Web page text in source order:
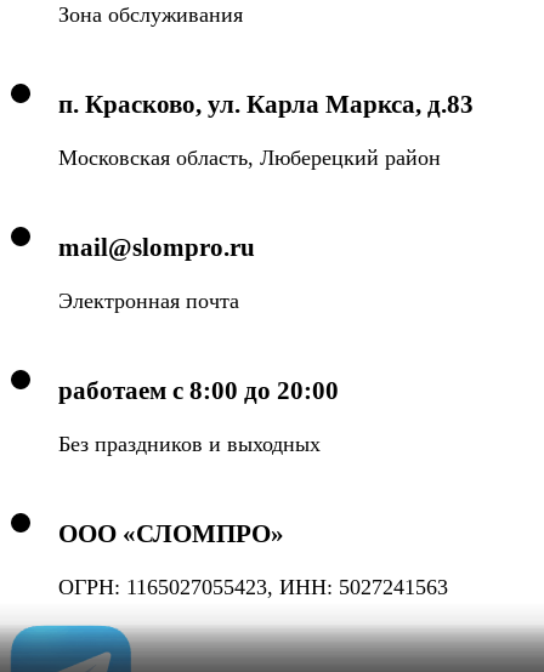
Зона обслуживания
п. Красково, ул. Карла Маркса, д.83
Московская область, Люберецкий район
mail@slompro.ru
Электронная почта
работаем с 8:00 до 20:00
Без праздников и выходных
ООО «СЛОМПРО»
ОГРН: 1165027055423, ИНН: 5027241563